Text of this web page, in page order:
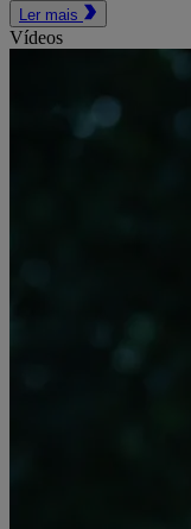
Ler mais
Vídeos